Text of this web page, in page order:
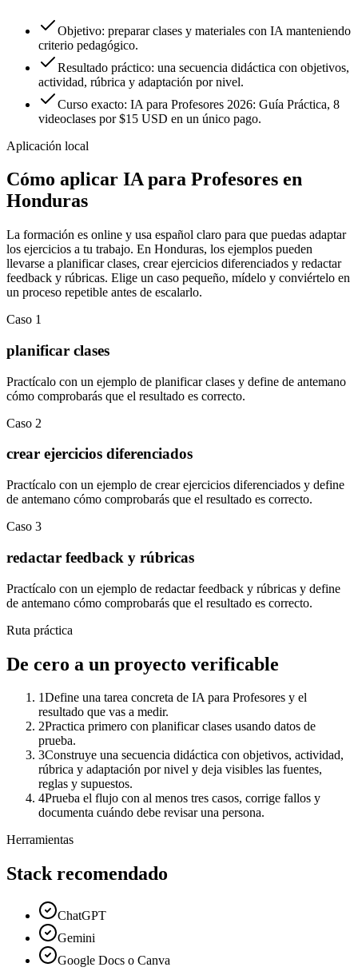
Objetivo: preparar clases y materiales con IA manteniendo
criterio pedagógico.
Resultado práctico: una secuencia didáctica con objetivos,
actividad, rúbrica y adaptación por nivel.
Curso exacto: IA para Profesores 2026: Guía Práctica, 8
videoclases por $15 USD en un único pago.
Aplicación local
Cómo aplicar IA para Profesores en
Honduras
La formación es online y usa español claro para que puedas adaptar
los ejercicios a tu trabajo. En Honduras, los ejemplos pueden
llevarse a planificar clases, crear ejercicios diferenciados y redactar
feedback y rúbricas. Elige un caso pequeño, mídelo y conviértelo en
un proceso repetible antes de escalarlo.
Caso 1
planificar clases
Practícalo con un ejemplo de planificar clases y define de antemano
cómo comprobarás que el resultado es correcto.
Caso 2
crear ejercicios diferenciados
Practícalo con un ejemplo de crear ejercicios diferenciados y define
de antemano cómo comprobarás que el resultado es correcto.
Caso 3
redactar feedback y rúbricas
Practícalo con un ejemplo de redactar feedback y rúbricas y define
de antemano cómo comprobarás que el resultado es correcto.
Ruta práctica
De cero a un proyecto verificable
1Define una tarea concreta de IA para Profesores y el
resultado que vas a medir.
2Practica primero con planificar clases usando datos de
prueba.
3Construye una secuencia didáctica con objetivos, actividad,
rúbrica y adaptación por nivel y deja visibles las fuentes,
reglas y supuestos.
4Prueba el flujo con al menos tres casos, corrige fallos y
documenta cuándo debe revisar una persona.
Herramientas
Stack recomendado
ChatGPT
Gemini
Google Docs o Canva